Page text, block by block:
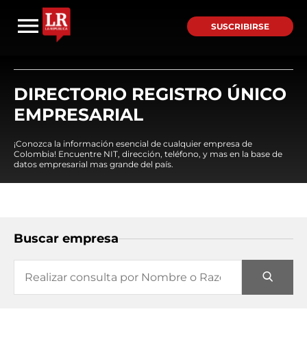
SUSCRIBIRSE
DIRECTORIO REGISTRO ÚNICO
EMPRESARIAL
¡Conozca la información esencial de cualquier empresa de
Colombia! Encuentre NIT, dirección, teléfono, y mas en la base de
datos empresarial mas grande del país.
Buscar empresa